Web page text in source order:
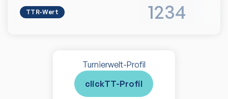
TTR-Wert 1234
Turnierwelt-Profil
clickTT-Profil